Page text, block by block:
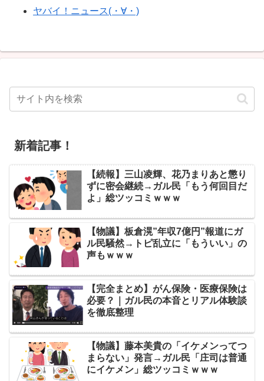
ヤバイ！ニュース(・∀・)
新着記事！
【続報】三山凌輝、花乃まりあと懲り
ずに密会継続→ガル民「もう何回目だ
よ」総ツッコミｗｗｗ
【物議】板倉滉”年収7億円”報道にガ
ル民騒然→トピ乱立に「もういい」の
声もｗｗｗ
【完全まとめ】がん保険・医療保険は
必要？｜ガル民の本音とリアル体験談
を徹底整理
【物議】藤本美貴の「イケメンってつ
まらない」発言→ガル民「庄司は普通
にイケメン」総ツッコミｗｗｗ